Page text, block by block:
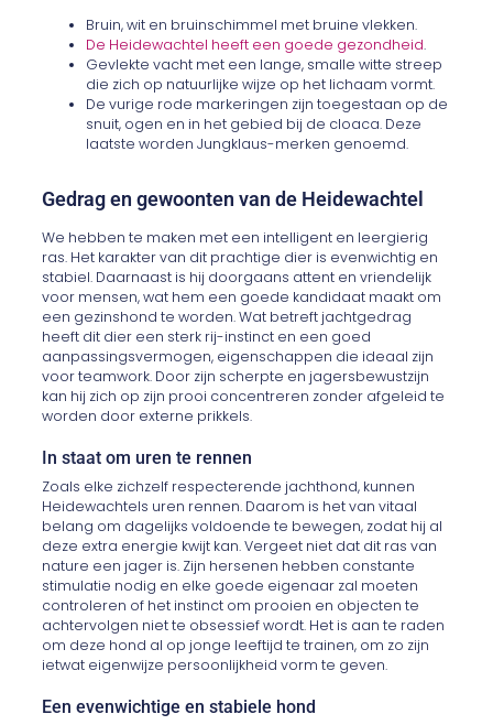
Bruin, wit en bruinschimmel met bruine vlekken.
De Heidewachtel heeft een goede gezondheid.
Gevlekte vacht met een lange, smalle witte streep
die zich op natuurlijke wijze op het lichaam vormt.
De vurige rode markeringen zijn toegestaan op de
snuit, ogen en in het gebied bij de cloaca. Deze
laatste worden Jungklaus-merken genoemd.
Gedrag en gewoonten van de Heidewachtel
We hebben te maken met een intelligent en leergierig
ras. Het karakter van dit prachtige dier is evenwichtig en
stabiel. Daarnaast is hij doorgaans attent en vriendelijk
voor mensen, wat hem een goede kandidaat maakt om
een gezinshond te worden. Wat betreft jachtgedrag
heeft dit dier een sterk rij-instinct en een goed
aanpassingsvermogen, eigenschappen die ideaal zijn
voor teamwork. Door zijn scherpte en jagersbewustzijn
kan hij zich op zijn prooi concentreren zonder afgeleid te
worden door externe prikkels.
In staat om uren te rennen
Zoals elke zichzelf respecterende jachthond, kunnen
Heidewachtels uren rennen. Daarom is het van vitaal
belang om dagelijks voldoende te bewegen, zodat hij al
deze extra energie kwijt kan. Vergeet niet dat dit ras van
nature een jager is. Zijn hersenen hebben constante
stimulatie nodig en elke goede eigenaar zal moeten
controleren of het instinct om prooien en objecten te
achtervolgen niet te obsessief wordt. Het is aan te raden
om deze hond al op jonge leeftijd te trainen, om zo zijn
ietwat eigenwijze persoonlijkheid vorm te geven.
Een evenwichtige en stabiele hond